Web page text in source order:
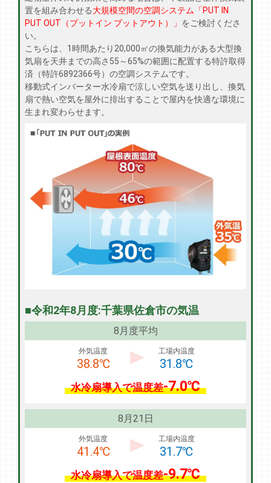
置を組み合わせる大規模空間の空調システム「PUT IN
PUT OUT（プットイン プットアウト）」 をご検討くださ
い。
こちらは、1時間あたり20,000㎡の換気能力がある大型換
気扇を天井までの高さ55～65%の範囲に配置する特許取得
済（特許6892366号）の空調システムです。
移動式インバーター水冷扇で涼しい空気を送り出し、換気
扇で熱い空気を屋外に排出することで屋内を快適な環境に
生まれ変わらせます。
■令和2年8月度:千葉県佐倉市の気温
8月度平均
外気温度
38.8℃
工場内温度
31.8℃
水冷扇導入で温度差-7.0℃
8月21日
外気温度
41.4℃
工場内温度
31.7℃
水冷扇導入で温度差-9.7℃